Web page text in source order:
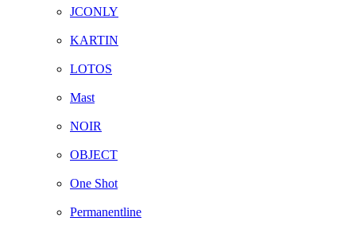
JCONLY
KARTIN
LOTOS
Mast
NOIR
OBJECT
One Shot
Permanentline